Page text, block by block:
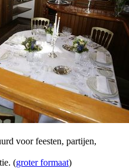
voor feesten, partijen,
(groter formaat)